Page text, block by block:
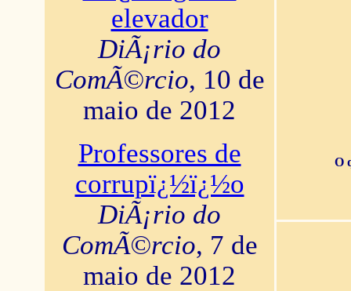
elevador
DiÃ¡rio do
ComÃ©rcio, 10 de
maio de 2012
Professores de
corrupï¿½ï¿½o
DiÃ¡rio do
ComÃ©rcio, 7 de
maio de 2012
O